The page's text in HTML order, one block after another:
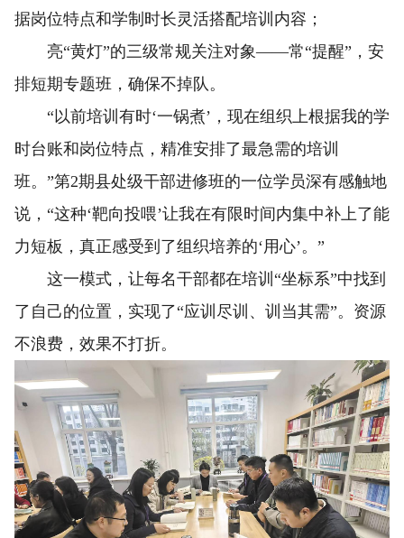
据岗位特点和学制时长灵活搭配培训内容；
亮“黄灯”的三级常规关注对象——常“提醒”，安
排短期专题班，确保不掉队。
“以前培训有时‘一锅煮’，现在组织上根据我的学
时台账和岗位特点，精准安排了最急需的培训
班。”第2期县处级干部进修班的一位学员深有感触地
说，“这种‘靶向投喂’让我在有限时间内集中补上了能
力短板，真正感受到了组织培养的‘用心’。”
这一模式，让每名干部都在培训“坐标系”中找到
了自己的位置，实现了“应训尽训、训当其需”。资源
不浪费，效果不打折。